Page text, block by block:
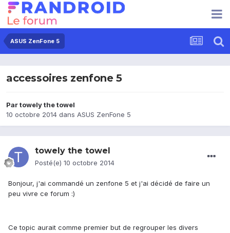
ASUS ZenFone 5
accessoires zenfone 5
Partowely the towel
10 octobre 2014 dans ASUS ZenFone 5
towely the towel
Posté(e) 10 octobre 2014
Bonjour, j'ai commandé un zenfone 5 et j'ai décidé de faire un
peu vivre ce forum :)
Ce topic aurait comme premier but de regrouper les divers